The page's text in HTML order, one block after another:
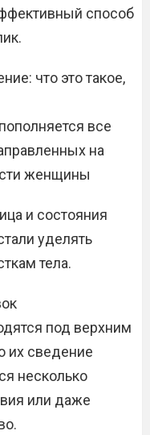
способ
что это такое,
все
на
женщины
и состояния
уделять
тела.
под верхним
их сведение
несколько
или даже